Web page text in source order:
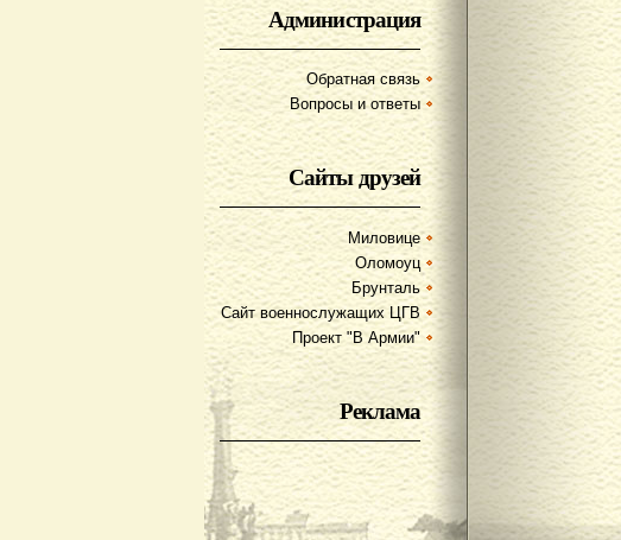
Администрация
Обратная связь
Вопросы и ответы
Сайты друзей
Миловице
Оломоуц
Брунталь
Сайт военнослужащих ЦГВ
Проект "В Армии"
Реклама